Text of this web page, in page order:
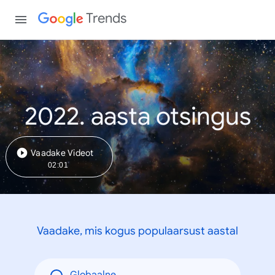
Trends
2022. aasta otsingus
Vaadake Videot
02:01
Vaadake, mis kogus populaarsust aastal